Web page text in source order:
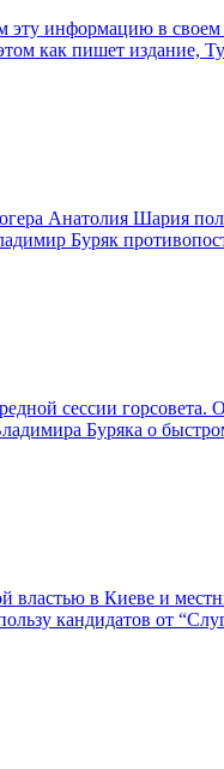
информацию в своем
как пишет издание,
Анатолия Шария
Буряк
сессии
Буряка о
в Киеве и
кандидатов от